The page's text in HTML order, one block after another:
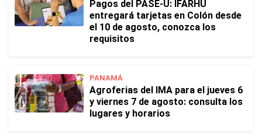
Pagos del PASE-U: IFARHU
entregará tarjetas en Colón desde
el 10 de agosto, conozca los
requisitos
PANAMÁ
Agroferias del IMA para el jueves 6
y viernes 7 de agosto: consulta los
lugares y horarios